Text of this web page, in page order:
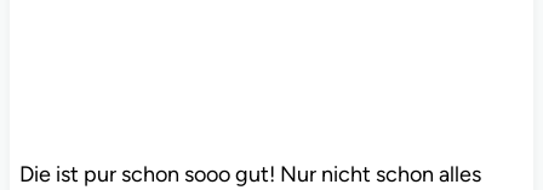
Die ist pur schon sooo gut! Nur nicht schon alles